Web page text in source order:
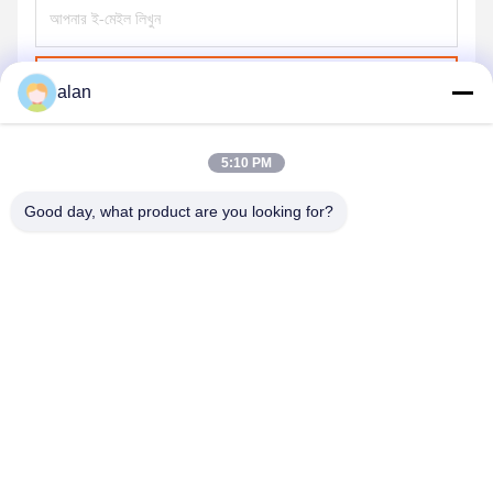
alan
5:10 PM
Good day, what product are you looking for?